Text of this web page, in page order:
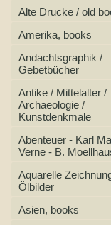
Alte Drucke / old
Amerika, books
Andachtsgraphik /
Gebetbücher
Antike / Mittelalter /
Archaeologie /
Kunstdenkmale
Abenteuer - Karl
Verne - B.
Aquarelle
Ölbilder
Asien, books